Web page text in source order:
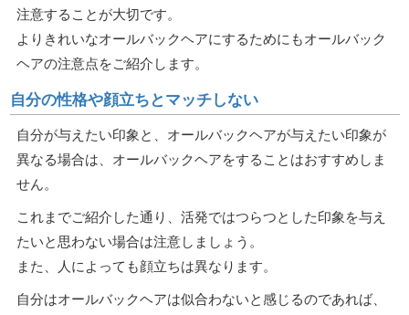
注意することが大切です。
よりきれいなオールバックヘアにするためにもオールバック
ヘアの注意点をご紹介します。
自分の性格や顔立ちとマッチしない
自分が与えたい印象と、オールバックヘアが与えたい印象が
異なる場合は、オールバックヘアをすることはおすすめしま
せん。
これまでご紹介した通り、活発ではつらつとした印象を与え
たいと思わない場合は注意しましょう。
また、人によっても顔立ちは異なります。
自分はオールバックヘアは似合わないと感じるのであれば、